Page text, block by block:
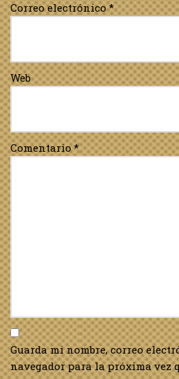
Correo electrónico*
Web
Comentario*
Guarda mi nombre, correo
navegador para la próxima vez